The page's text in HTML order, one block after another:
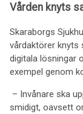
Vården knyts
Skaraborgs
vårdaktörer knyts
digitala lösningar
exempel genom
– Invånare ska
smidigt, oavsett